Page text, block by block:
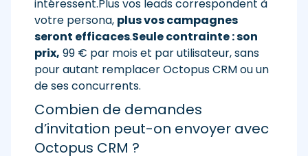
intéressent.Plus vos leads correspondent à
votre persona, plus vos campagnes
seront efficaces.Seule contrainte : son
prix, 99 € par mois et par utilisateur, sans
pour autant remplacer Octopus CRM ou un
de ses concurrents.
Combien de demandes
d’invitation peut-on envoyer avec
Octopus CRM ?